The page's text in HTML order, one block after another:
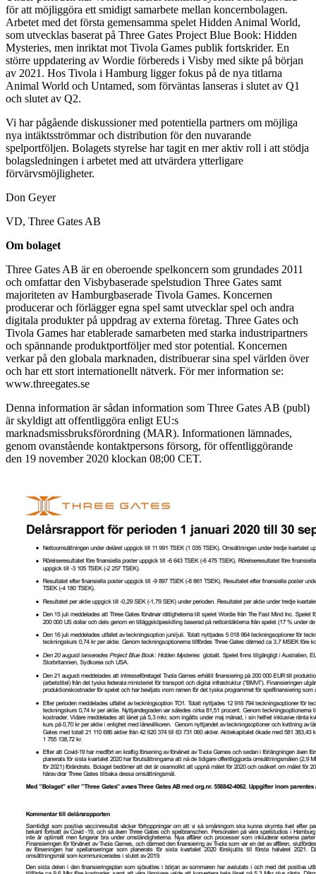
för att möjliggöra ett smidigt samarbete mellan koncernbolagen.
Arbetet med det första gemensamma spelet Hidden Animal World,
som utvecklas baserat på Three Gates Project Blue Book: Hidden
Mysteries, men inriktat mot Tivola Games publik fortskrider. En
större uppdatering av Wordie förbereds i Visby med sikte på början
av 2021. Hos Tivola i Hamburg ligger fokus på de nya titlarna
Animal World och Untamed, som förväntas lanseras i slutet av Q1
och slutet av Q2.
Vi har pågående diskussioner med potentiella partners om möjliga
nya intäktsströmmar och distribution för den nuvarande
spelportföljen. Bolagets styrelse har tagit en mer aktiv roll i att stödja
bolagsledningen i arbetet med att utvärdera ytterligare
förvärvsmöjligheter.
Don Geyer
VD, Three Gates AB
Om bolaget
Three Gates AB är en oberoende spelkoncern som grundades 2011
och omfattar den Visbybaserade spelstudion Three Gates samt
majoriteten av Hamburgbaserade Tivola Games. Koncernen
producerar och förlägger egna spel samt utvecklar spel och andra
digitala produkter på uppdrag av externa företag. Three Gates och
Tivola Games har etablerade samarbeten med starka industripartners
och spännande produktportföljer med stor potential. Koncernen
verkar på den globala marknaden, distribuerar sina spel världen över
och har ett stort internationellt nätverk. För mer information se:
www.threegates.se
Denna information är sådan information som Three Gates AB (publ)
är skyldigt att offentliggöra enligt EU:s
marknadsmissbruksförordning (MAR). Informationen lämnades,
genom ovanstående kontaktpersons försorg, för offentliggörande
den 19 november 2020 klockan 08;00 CET.